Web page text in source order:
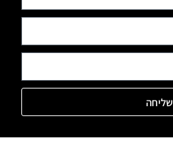
שליחה